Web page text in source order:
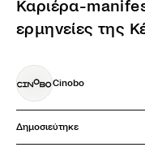
Καριέρα-
ερμηνείες της
Cinobo
Δημοσιεύτηκε